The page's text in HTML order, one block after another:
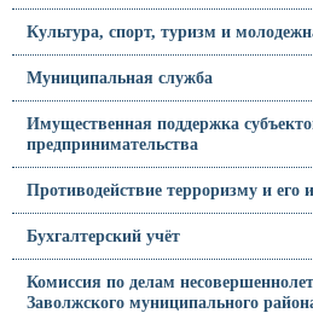
Культура, спорт, туризм и
Муниципальная служба
Имущественная поддержка
предпринимательства
Противодействие терроризму и его
Бухгалтерский учёт
Комиссия по делам
Заволжского муниципального